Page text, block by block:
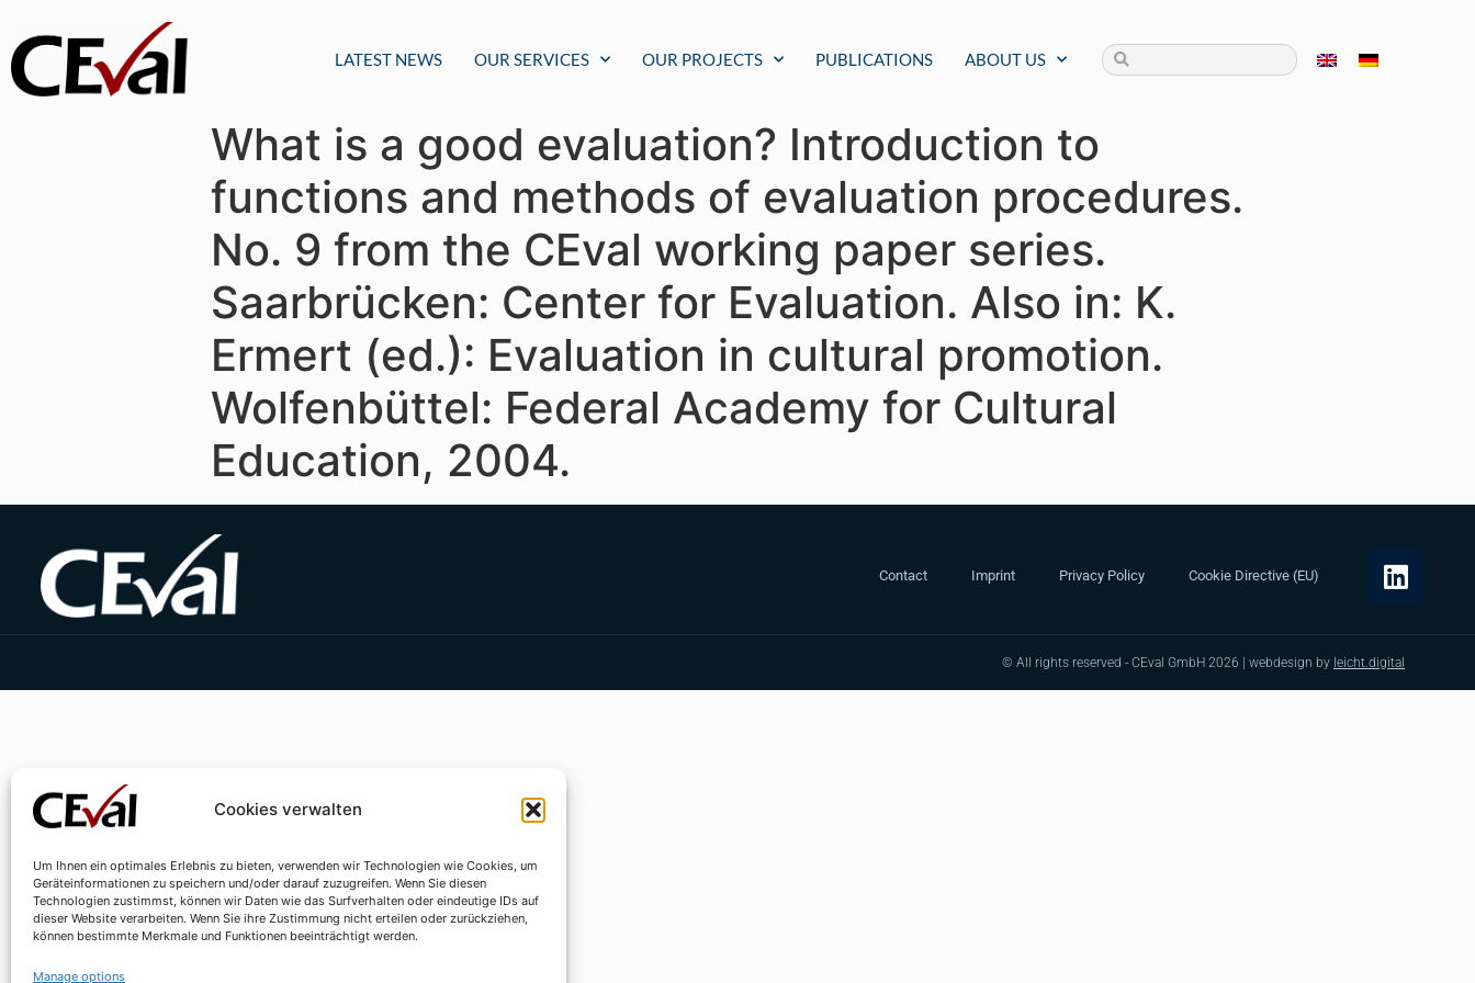
Cookies verwalten
Um Ihnen ein optimales Erlebnis zu bieten, verwenden wir Technologien wie Cookies, um
Geräteinformationen zu speichern und/oder darauf zuzugreifen. Wenn Sie diesen
Technologien zustimmst, können wir Daten wie das Surfverhalten oder eindeutige IDs auf
dieser Website verarbeiten. Wenn Sie ihre Zustimmung nicht erteilen oder zurückziehen,
können bestimmte Merkmale und Funktionen beeinträchtigt werden.
Manage options
LATEST NEWS OUR SERVICES OUR PROJECTS PUBLICATIONS ABOUT US
What is a good evaluation? Introduction to
functions and methods of evaluation procedures.
No. 9 from the CEval working paper series.
Saarbrücken: Center for Evaluation. Also in: K.
Ermert (ed.): Evaluation in cultural promotion.
Wolfenbüttel: Federal Academy for Cultural
Education, 2004.
Contact Imprint Privacy Policy Cookie Directive (EU)
© All rights reserved - CEval GmbH 2026 | webdesign by leicht.digital